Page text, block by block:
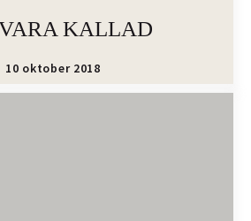
KALLAD
10 oktober 2018